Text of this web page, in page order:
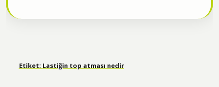
Etiket: Lastiğin top atması nedir